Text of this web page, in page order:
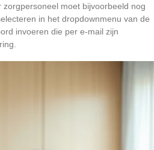
moet bijvoorbeeld nog
in het dropdownmenu van de
invoeren die per e-mail zijn